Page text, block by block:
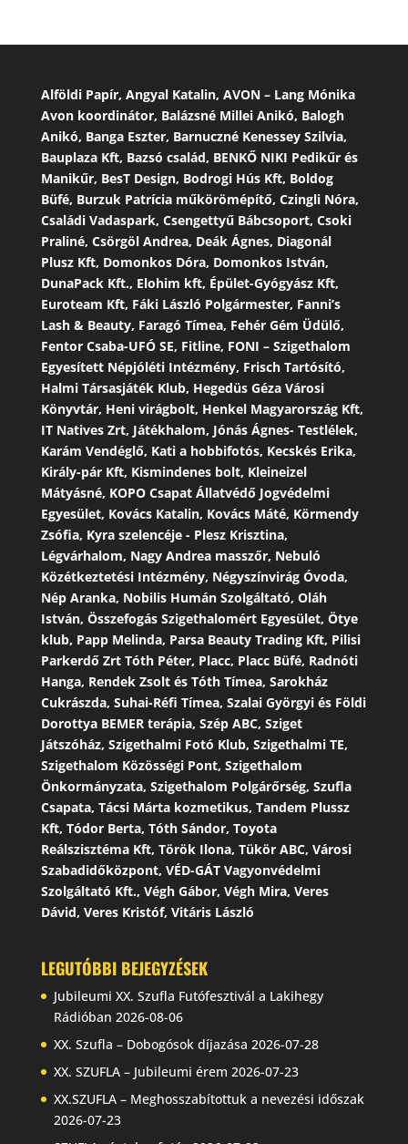
Alföldi Papír, Angyal Katalin, AVON – Lang Mónika
Avon koordinátor, Balázsné Millei Anikó, Balogh
Anikó, Banga Eszter, Barnuczné Kenessey Szilvia,
Bauplaza Kft, Bazsó család, BENKŐ NIKI Pedikűr és
Manikűr, BesT Design, Bodrogi Hús Kft, Boldog
Büfé, Burzuk Patrícia műkörömépítő, Czingli Nóra,
Családi Vadaspark, Csengettyű Bábcsoport, Csoki
Praliné, Csörgöl Andrea, Deák Ágnes, Diagonál
Plusz Kft, Domonkos Dóra, Domonkos István,
DunaPack Kft., Elohim kft, Épület-Gyógyász Kft,
Euroteam Kft, Fáki László Polgármester, Fanni’s
Lash & Beauty, Faragó Tímea, Fehér Gém Üdülő,
Fentor Csaba-UFÓ SE, Fitline, FONI – Szigethalom
Egyesített Népjóléti Intézmény, Frisch Tartósító,
Halmi Társasjáték Klub, Hegedüs Géza Városi
Könyvtár, Heni virágbolt, Henkel Magyarország Kft,
IT Natives Zrt, Játékhalom, Jónás Ágnes- Testlélek,
Karám Vendéglő, Kati a hobbifotós, Kecskés Erika,
Király-pár Kft, Kismindenes bolt, Kleineizel
Mátyásné, KOPO Csapat Állatvédő Jogvédelmi
Egyesület, Kovács Katalin, Kovács Máté, Körmendy
Zsófia, Kyra szelencéje - Plesz Krisztina,
Légvárhalom, Nagy Andrea masszőr, Nebuló
Közétkeztetési Intézmény, Négyszínvirág Óvoda,
Nép Aranka, Nobilis Humán Szolgáltató, Oláh
István, Összefogás Szigethalomért Egyesület, Ötye
klub, Papp Melinda, Parsa Beauty Trading Kft, Pilisi
Parkerdő Zrt Tóth Péter, Placc, Placc Büfé, Radnóti
Hanga, Rendek Zsolt és Tóth Tímea, Sarokház
Cukrászda, Suhai-Réfi Tímea, Szalai Györgyi és Földi
Dorottya BEMER terápia, Szép ABC, Sziget
Játszóház, Szigethalmi Fotó Klub, Szigethalmi TE,
Szigethalom Közösségi Pont, Szigethalom
Önkormányzata, Szigethalom Polgárőrség, Szufla
Csapata, Tácsi Márta kozmetikus, Tandem Plussz
Kft, Tódor Berta, Tóth Sándor, Toyota
Reálszisztéma Kft, Török Ilona, Tükör ABC, Városi
Szabadidőközpont, VÉD-GÁT Vagyonvédelmi
Szolgáltató Kft., Végh Gábor, Végh Mira, Veres
Dávid, Veres Kristóf, Vitáris László
LEGUTÓBBI BEJEGYZÉSEK
Jubileumi XX. Szufla Futófesztivál a Lakihegy
Rádióban 2026-08-06
XX. Szufla – Dobogósok díjazása 2026-07-28
XX. SZUFLA – Jubileumi érem 2026-07-23
XX.SZUFLA – Meghosszabítottuk a nevezési időszak
2026-07-23